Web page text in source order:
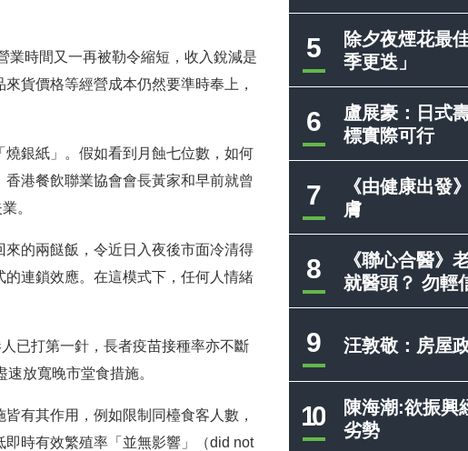
5
除夕夜煙花最
季更迭」
6
盧展豪：日式
標實際可行
7
《由健康出發
膚
8
《聯心合醫》
就醫頭？ 勿輕
9 汪敦敬：房屋
10
陳海潮:欲振興
劣勢
業時間又一再被勒令縮短，收入銳減是
貨價格等經營成本仍然要準時奉上，
銀紙」。假如看到月蝕七位數，如何
港餐飲聯業協會會長黃家和早前就曾
。
的兩餸飯，令近日入夜後市面冷清得
連鎖效應。在這模式下，任何人情緒
已打第一針，長者疫苗接種率亦不斷
放寬晚市堂食措施。
有其作用，例如限制同檯食客人數，
時有效繁殖率「並無影響」（did not